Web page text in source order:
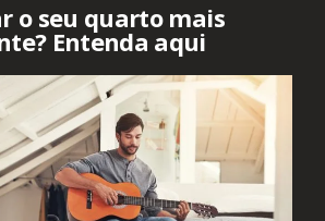
o seu quarto mais
Entenda aqui